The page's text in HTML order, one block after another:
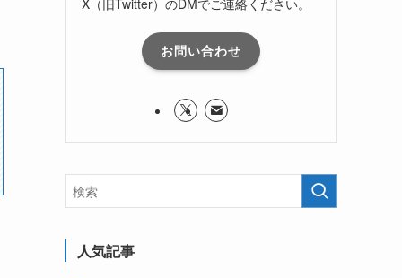
お問い合わせ
人気記事